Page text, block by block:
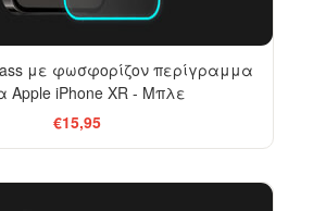
με φωσφορίζον περίγραμμα
Apple iPhone XR - Μπλε
€15,95